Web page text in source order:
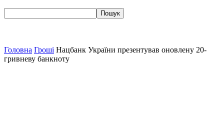
Головна Гроші Нацбанк України презентував оновлену 20-
гривневу банкноту